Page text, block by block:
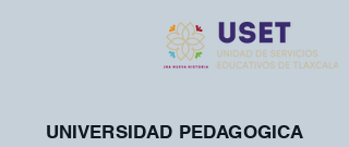
UNIVERSIDAD PEDAGOGICA